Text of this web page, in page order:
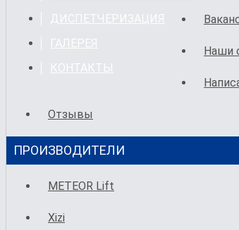
ДИСПЕТЧЕРИЗАЦИЯ
ГАЛЕРЕЯ
КОНТАКТЫ
Наши
Отзывы
ПРОИЗВОДИТЕЛИ
METEOR Lift
Xizi